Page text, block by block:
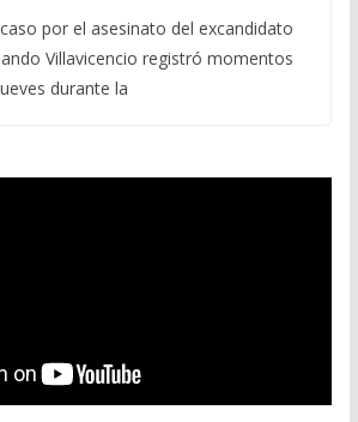
por el asesinato del excandidato
Villavicencio registró momentos
durante la